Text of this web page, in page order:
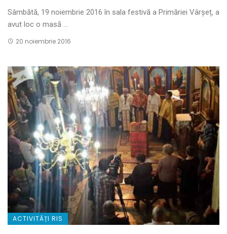
Sâmbătă, 19 noiembrie 2016 în sala festivă a Primăriei Vârşeț, a
avut loc o masă ...
20 noiembrie 2016
ACTIVITĂȚI RIS